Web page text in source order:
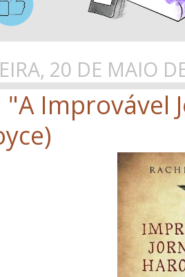
20 DE MAIO
"A Improvável